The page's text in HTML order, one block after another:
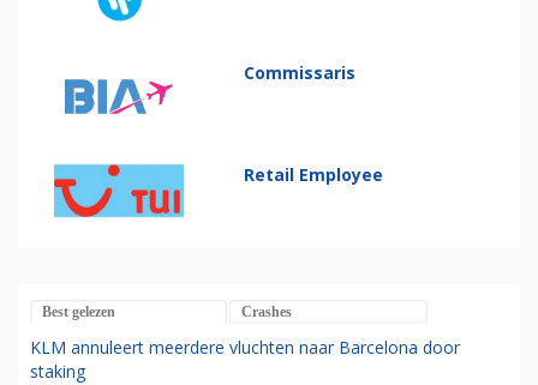
Commissaris
Retail Employee
Best gelezen Crashes
KLM annuleert meerdere vluchten naar Barcelona door
staking